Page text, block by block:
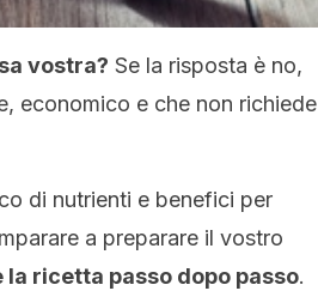
vostra? Se la risposta è no,
economico e che non richiede
di nutrienti e benefici per
a preparare il vostro
ricetta passo dopo passo.